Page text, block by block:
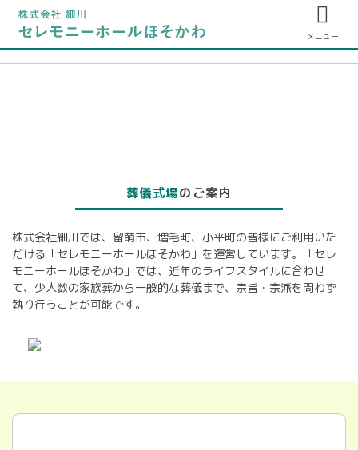
メニュー
葬儀式場のご案内
株式会社細川では、留萌市、増毛町、小平町の皆様にご利用いた
だける「セレモニーホールほそかわ」を運営しています。「セレ
モニーホールほそかわ」では、近年のライフスタイルに合わせ
て、少人数の家族葬から一般的な葬儀まで、宗旨・宗派を問わず
執り行うことが可能です。